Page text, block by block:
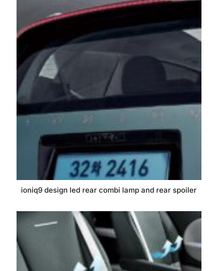
ioniq9 design led rear combi lamp and rear spoiler